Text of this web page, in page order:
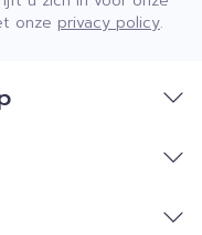
onze privacy policy.